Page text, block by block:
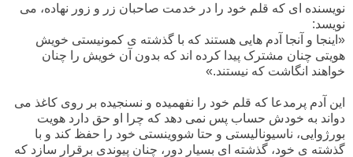
نویسنده ای که قلم خود را در خدمت صاحبان زر و زور نهاده، می
نویسد:
«اینجا و آنجا آدم هایی هستند که با گذشته ی کمونیستی خویش
هویتی چنان مشترک پیدا کرده اند که بدون آن خویش را چنان
خواهند انگاشت که نیستند.»
این آدم پرمدعا که قلم خود را نفهمیده و نسنجیده بر روی کاغذ می
دواند به خودش حساب پس نمی دهد که چرا او حق دارد هویت
بورژوایی، ناسیونالیستی و حتا شووینستی خود را حفظ کند و با
گذشته ی خود، گذشته ای بسیار دور، چنان پیوندی برقرار سازد که